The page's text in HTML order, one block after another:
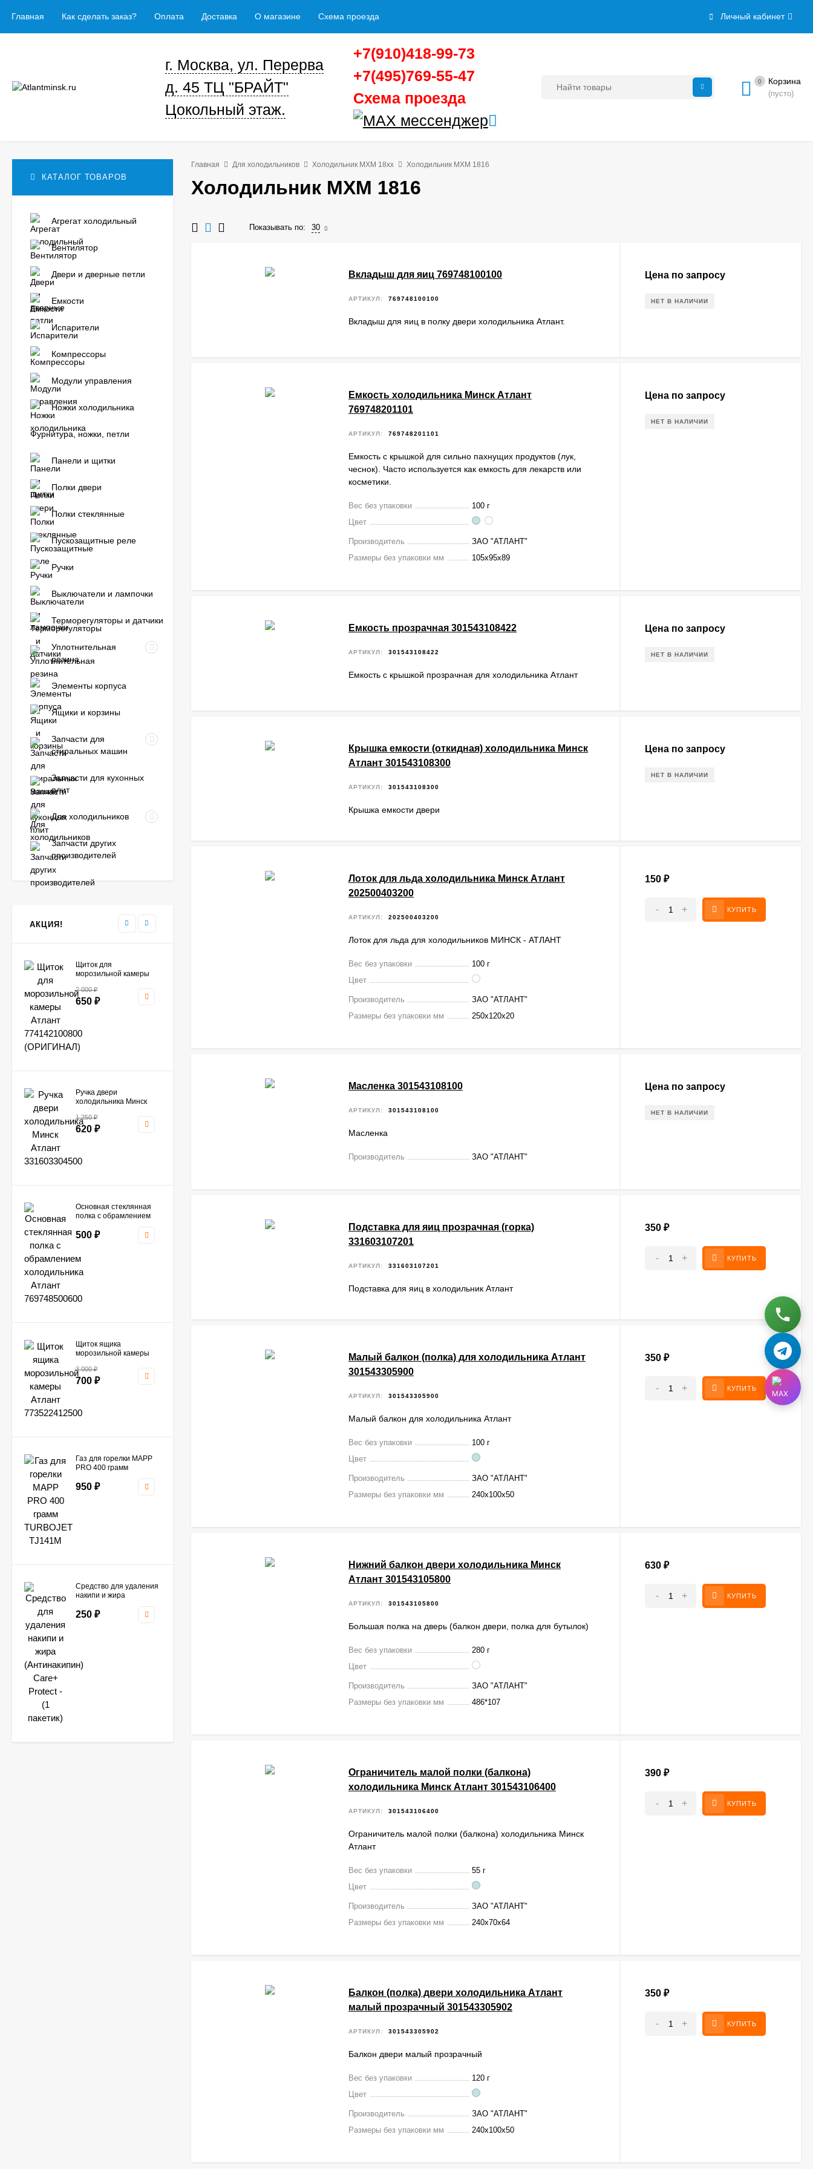
Личный кабинет
Главная Как сделать заказ? Оплата Доставка О магазине Схема проезда
г. Москва, ул. Перерва
д. 45 ТЦ "БРАЙТ"
Цокольный этаж.
+7(910)418-99-73
+7(495)769-55-47
Схема проезда
0 Корзина
(пусто)
Главная Для холодильников Холодильник МХМ 18xx Холодильник МХМ 1816
Холодильник МХМ 1816
Показывать по: 30
Вкладыш для яиц 769748100100
АРТИКУЛ: 769748100100
Вкладыш для яиц в полку двери холодильника Атлант.
Цена по запросу
НЕТ В НАЛИЧИИ
Емкость холодильника Минск Атлант
769748201101
АРТИКУЛ: 769748201101
Емкость с крышкой для сильно пахнущих продуктов (лук,
чеснок). Часто используется как емкость для лекарств или
косметики.
Вес без упаковки
100 г
Цвет
Производитель
ЗАО "АТЛАНТ"
Размеры без упаковки мм
105х95х89
Цена по запросу
НЕТ В НАЛИЧИИ
Емкость прозрачная 301543108422
АРТИКУЛ: 301543108422
Емкость с крышкой прозрачная для холодильника Атлант
Цена по запросу
НЕТ В НАЛИЧИИ
Крышка емкости (откидная) холодильника Минск
Атлант 301543108300
АРТИКУЛ: 301543108300
Крышка емкости двери
Цена по запросу
НЕТ В НАЛИЧИИ
Лоток для льда холодильника Минск Атлант
202500403200
АРТИКУЛ: 202500403200
Лоток для льда для холодильников МИНСК - АТЛАНТ
Вес без упаковки
100 г
Цвет
Производитель
ЗАО "АТЛАНТ"
Размеры без упаковки мм
250х120х20
150 ₽
- + КУПИТЬ
Масленка 301543108100
АРТИКУЛ: 301543108100
Масленка
Производитель ЗАО "АТЛАНТ"
Цена по запросу
НЕТ В НАЛИЧИИ
Подставка для яиц прозрачная (горка)
331603107201
АРТИКУЛ: 331603107201
Подставка для яиц в холодильник Атлант
350 ₽
- + КУПИТЬ
Малый балкон (полка) для холодильника Атлант
301543305900
АРТИКУЛ: 301543305900
Малый балкон для холодильника Атлант
Вес без упаковки
100 г
Цвет
Производитель
ЗАО "АТЛАНТ"
Размеры без упаковки мм
240х100х50
350 ₽
- + КУПИТЬ
Нижний балкон двери холодильника Минск
Атлант 301543105800
АРТИКУЛ: 301543105800
Большая полка на дверь (балкон двери, полка для бутылок)
Вес без упаковки
280 г
Цвет
Производитель
ЗАО "АТЛАНТ"
Размеры без упаковки мм
486*107
630 ₽
- + КУПИТЬ
Ограничитель малой полки (балкона)
холодильника Минск Атлант 301543106400
АРТИКУЛ: 301543106400
Ограничитель малой полки (балкона) холодильника Минск
Атлант
Вес без упаковки
55 г
Цвет
Производитель
ЗАО "АТЛАНТ"
Размеры без упаковки мм
240х70х64
390 ₽
- + КУПИТЬ
Балкон (полка) двери холодильника Атлант
малый прозрачный 301543305902
АРТИКУЛ: 301543305902
Балкон двери малый прозрачный
Вес без упаковки
120 г
Цвет
Производитель
ЗАО "АТЛАНТ"
Размеры без упаковки мм
240х100x50
350 ₽
- + КУПИТЬ
КАТАЛОГ ТОВАРОВ
Агрегат холодильный
Вентилятор
Двери и дверные петли
Емкости
Испарители
Компрессоры
Модули управления
Ножки холодильника
Фурнитура, ножки, петли
Панели и щитки
Полки двери
Полки стеклянные
Пускозащитные реле
Ручки
Выключатели и лампочки
Терморегуляторы и датчики
Уплотнительная
резина
Элементы корпуса
Ящики и корзины
Запчасти для
стиральных машин
Запчасти для кухонных
плит
Для холодильников
Запчасти других
производителей
АКЦИЯ!
Щиток для
морозильной камеры
(ОРИГИНАЛ)
2 000₽
650 ₽
Ручка двери
холодильника Минск
1 250₽
620 ₽
Основная стеклянная
полка с обрамлением
769748500600
500 ₽
Щиток ящика
морозильной камеры
3 000₽
700 ₽
Газ для горелки MAPP
PRO 400 грамм
950 ₽
Средство для удаления
накипи и жира
Protect - (1 пакетик)
250 ₽